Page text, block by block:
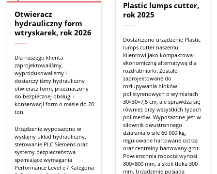
Otwieracz
hydrauliczny form
wtryskarek, rok 2026
Dla naszego klienta
zaprojektowaliśmy,
wyprodukowaliśmy i
dostarczyliśmy hydrauliczny
otwieracz form, przeznaczony
do bezpiecznej obsługi i
konserwacji form o masie do 20
ton.
Urządzenie wyposażono w
wydajny układ hydrauliczny,
sterowanie PLC Siemens oraz
systemy bezpieczeństwa
spełniające wymagania
Performance Level e / Kategoria
Plastic lumps cutter,
rok 2025
Dostarczono urządzenie Plastic
lumps cutter naszemu
klientowi jako kompaktową i
ekonomiczną alternatywę dla
rozdrabniarki. Zostało
zaprojektowane do
rozłupywania bloków
polistyrenowych o wymiarach
30×30×7,5 cm, ale sprawdza się
również przy wszystkich typach
polimerów. Wyposażone jest w
siłownik dwustronnego
działania o sile 60 000 kg,
regulowane hartowane ostrza
oraz centralny hartowany grot.
Powierzchnia robocza wynosi
800×800 mm, a skok tłoka 300
mm. Urządzenie posiada